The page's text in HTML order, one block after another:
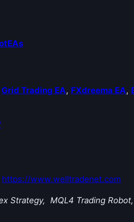
Grid Trading EA, FXdreema EA,
https://www.welltradenet.com
Strategy, MQL4 Trading